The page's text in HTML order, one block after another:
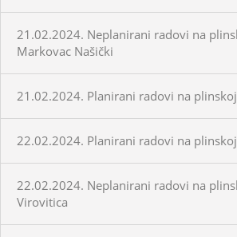
21.02.2024. Neplanirani radovi na
Markovac Našički
21.02.2024. Planirani radovi na
22.02.2024. Planirani radovi na
22.02.2024. Neplanirani radovi na
Virovitica